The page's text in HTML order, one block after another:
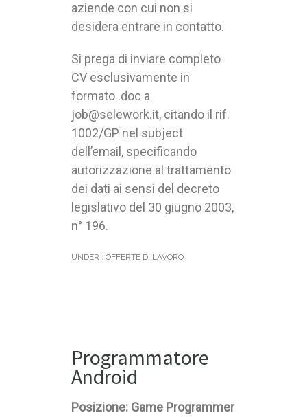
aziende con cui non si
desidera entrare in contatto.
Si prega di inviare completo
CV esclusivamente in
formato .doc a
job@selework.it, citando il rif.
1002/GP nel subject
dell’email, specificando
autorizzazione al trattamento
dei dati ai sensi del decreto
legislativo del 30 giugno 2003,
n° 196.
UNDER : OFFERTE DI LAVORO
Programmatore
Android
Posizione: Game Programmer